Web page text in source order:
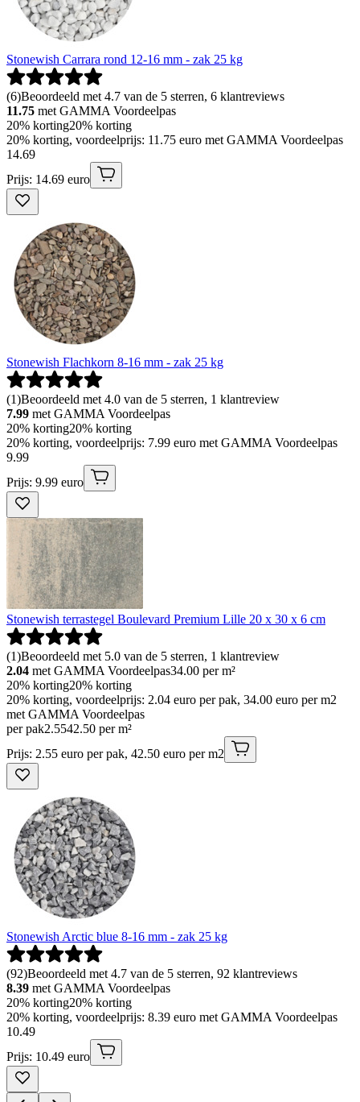
Stonewish Carrara rond 12-16 mm - zak 25 kg
(6)Beoordeeld met 4.7 van de 5 sterren, 6 klantreviews
11.75 met GAMMA Voordeelpas
20% korting20% korting
20% korting, voordeelprijs: 11.75 euro met GAMMA Voordeelpas
14.69
Prijs: 14.69 euro
Stonewish Flachkorn 8-16 mm - zak 25 kg
(1)Beoordeeld met 4.0 van de 5 sterren, 1 klantreview
7.99 met GAMMA Voordeelpas
20% korting20% korting
20% korting, voordeelprijs: 7.99 euro met GAMMA Voordeelpas
9.99
Prijs: 9.99 euro
Stonewish terrastegel Boulevard Premium Lille 20 x 30 x 6 cm
(1)Beoordeeld met 5.0 van de 5 sterren, 1 klantreview
2.04 met GAMMA Voordeelpas34.00 per m²
20% korting20% korting
20% korting, voordeelprijs: 2.04 euro per pak, 34.00 euro per m2
met GAMMA Voordeelpas
per pak2.5542.50 per m²
Prijs: 2.55 euro per pak, 42.50 euro per m2
Stonewish Arctic blue 8-16 mm - zak 25 kg
(92)Beoordeeld met 4.7 van de 5 sterren, 92 klantreviews
8.39 met GAMMA Voordeelpas
20% korting20% korting
20% korting, voordeelprijs: 8.39 euro met GAMMA Voordeelpas
10.49
Prijs: 10.49 euro